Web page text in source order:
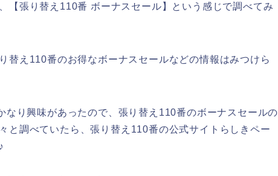
【張り替え110番 ボーナスセール】という感じで調べてみ
替え110番のお得なボーナスセールなどの情報はみつけら
なり興味があったので、張り替え110番のボーナスセールの
と調べていたら、張り替え110番の公式サイトらしきペー